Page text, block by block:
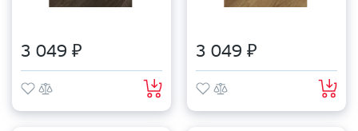
3 049 ₽ 3 049 ₽